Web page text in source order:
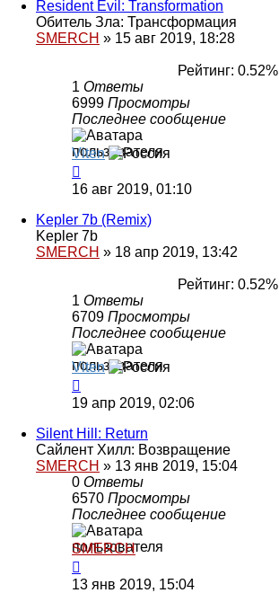
Resident Evil: Transformation
Обитель Зла: Трансформация
SMERCH » 15 авг 2019, 18:28
Рейтинг: 0.52%
1 Ответы
6999 Просмотры
Последнее сообщение
Viten
16 авг 2019, 01:10
Kepler 7b (Remix)
Kepler 7b
SMERCH » 18 апр 2019, 13:42
Рейтинг: 0.52%
1 Ответы
6709 Просмотры
Последнее сообщение
Viten
19 апр 2019, 02:06
Silent Hill: Return
Сайлент Хилл: Возвращение
SMERCH » 13 янв 2019, 15:04
0 Ответы
6570 Просмотры
Последнее сообщение
SMERCH
13 янв 2019, 15:04